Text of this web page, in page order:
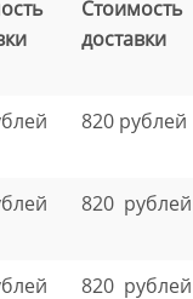
Стоимость
доставки
820 рублей
820 рублей
820 рублей